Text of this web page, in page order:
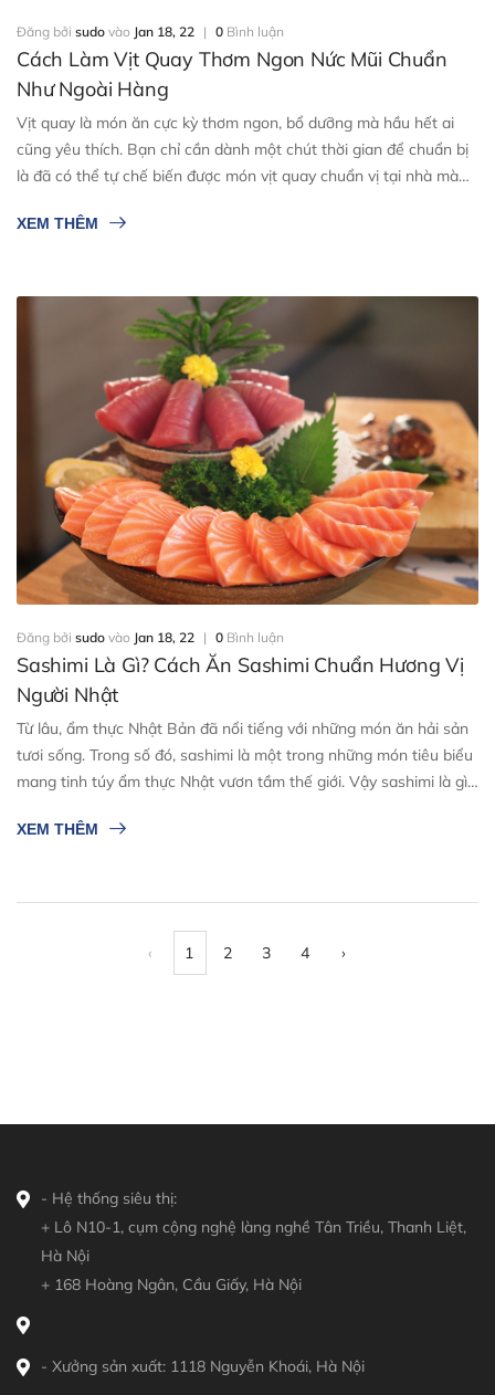
Đăng bởi sudo vào Jan 18, 22 | 0 Bình luận
Cách Làm Vịt Quay Thơm Ngon Nức Mũi Chuẩn
Như Ngoài Hàng
Vịt quay là món ăn cực kỳ thơm ngon, bổ dưỡng mà hầu hết ai
cũng yêu thích. Bạn chỉ cần dành một chút thời gian để chuẩn bị
là đã có thể tự chế biến được món vịt quay chuẩn vị tại nhà mà
ngon nức mũi với lớp thịt thấm gia vị đậm đà, lớp da ...
XEM THÊM
Đăng bởi sudo vào Jan 18, 22 | 0 Bình luận
Sashimi Là Gì? Cách Ăn Sashimi Chuẩn Hương Vị
Người Nhật
Từ lâu, ẩm thực Nhật Bản đã nổi tiếng với những món ăn hải sản
tươi sống. Trong số đó, sashimi là một trong những món tiêu biểu
mang tinh túy ẩm thực Nhật vươn tầm thế giới. Vậy sashimi là gì?
sashimi thế nào là đúng? Cùng tìm hiểu toàn ...
XEM THÊM
‹ 1 2 3 4 ›
- Hệ thống siêu thị:
+ Lô N10-1, cụm cộng nghệ làng nghề Tân Triều, Thanh Liệt,
Hà Nội
+ 168 Hoàng Ngân, Cầu Giấy, Hà Nội
- Xưởng sản xuất: 1118 Nguyễn Khoái, Hà Nội